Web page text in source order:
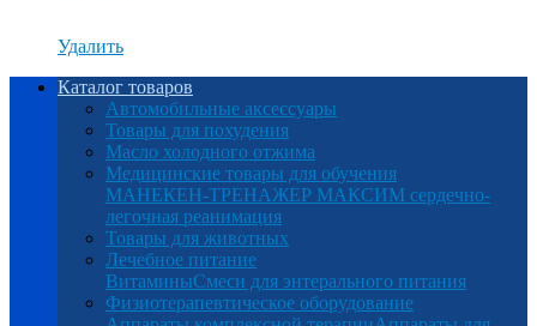
Удалить
Каталог товаров
Автомобильные аксессуары
Товары для похудения
Масло холодного отжима
Медицинские товары для обучения
МАНЕКЕН-ТРЕНАЖЕР МАКСИМ сердечно-
легочная реанимация
Товары для животных
Лечебное питание
ВитаминыСмеси для энтерального питания
Физиотерапевтическое оборудование